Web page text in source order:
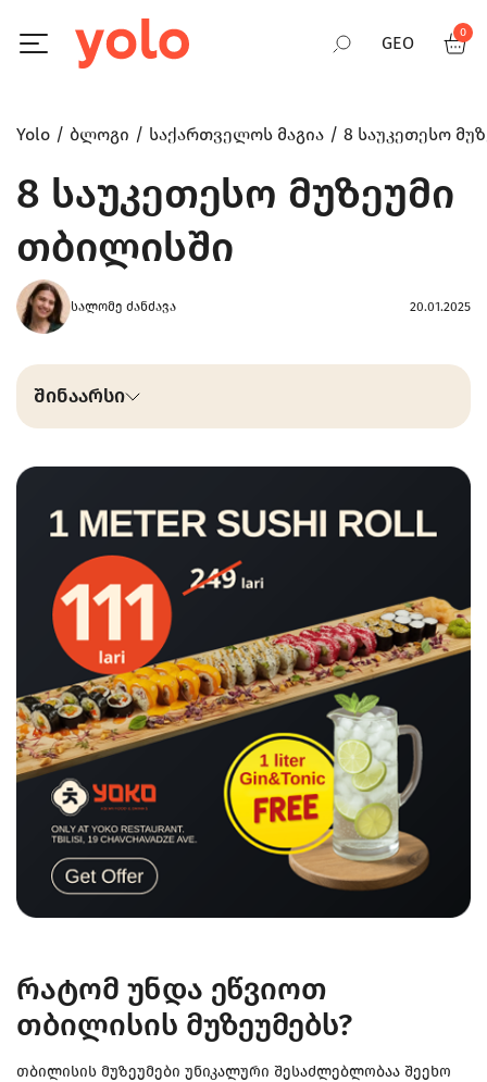
GEO
0
Yolo ბლოგი საქართველოს მაგია 8 საუკეთესო
8 საუკეთესო მუზეუმი
თბილისში
სალომე ძანძავა 20.01.2025
შინაარსი
რატომ უნდა ეწვიოთ
თბილისის მუზეუმებს?
თბილისის მუზეუმები უნიკალური შესაძლებლობაა შეეხო